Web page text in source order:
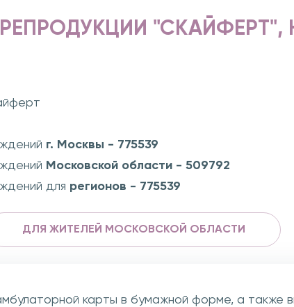
"СКАЙФЕРТ",
г. Москвы - 775539
Московской области - 509792
для регионов - 775539
ДЛЯ ЖИТЕЛЕЙ МОСКОВСКОЙ ОБЛАСТИ
карты в бумажной форме, а также